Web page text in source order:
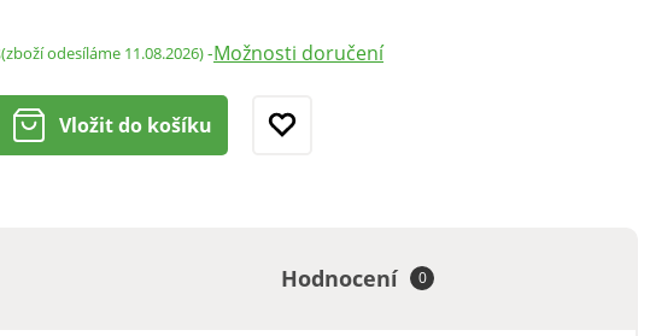
(zboží odesíláme 11.08.2026)-Možnosti doručení
Vložit do košíku
Hodnocení 0